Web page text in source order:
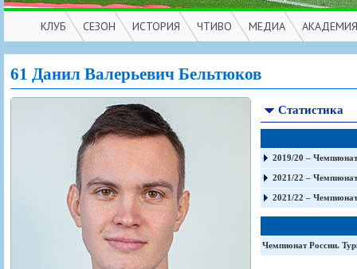
КЛУБ
Игроки
Тренерско-административный состав
Руководство
Фонд поддержки
Контакты
Солидарность Самара Арена
Закупки
Вакансии
Документы
СЕЗОН
РПЛ
Календарь
Таблица
Шахматка
Статистика состава
Баланс матчей
FONBET Кубок России
Матчи
Молодежная команда
Календарь
Таблица
ИСТОРИЯ
Чемпионат СССР
Кубок СССР
Чемпионат России
Кубок России
Лига Европы УЕФА
Кубок Интертото УЕФА
Молодежное первенство
Кубок Премьер-лиги
Кубок ФНЛ
Игроки
Ветераны
ЧТИВО
Пресса
Книги
МЕДИА
Фото
Крылья Советов -
Трансляции матчей
Прочее
АКАДЕМИЯ
61 Данил Валерьевич Бельтюков
Статистика
2019/20 –
2021/22 –
2021/22 –
Чемпионат России.